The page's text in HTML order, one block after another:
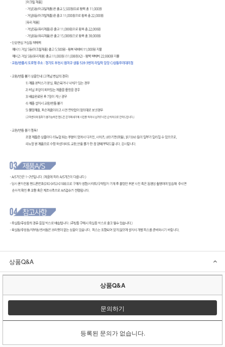
상품Q&A
상품Q&A
문의하기
등록된 문의가 없습니다.